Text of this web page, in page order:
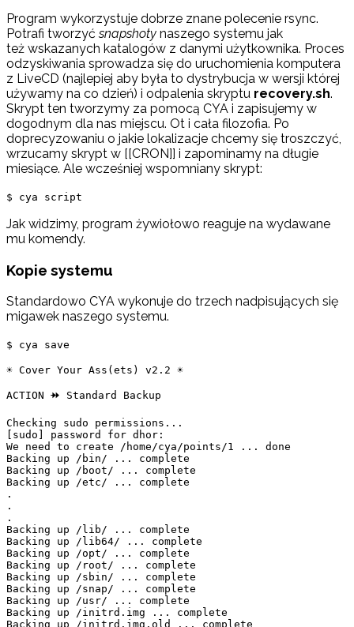
Program wykorzystuje dobrze znane polecenie rsync.
Potrafi tworzyćsnapshoty naszego systemu jak
też wskazanych katalogów z danymi użytkownika. Proces
odzyskiwania sprowadza się do uruchomienia komputera
z LiveCD (najlepiej aby była to dystrybucja w wersji której
używamy na co dzień) i odpalenia skryptu recovery.sh.
Skrypt ten tworzymy za pomocą CYA i zapisujemy w
dogodnym dla nas miejscu. Ot i cała filozofia. Po
doprecyzowaniu o jakie lokalizacje chcemy się troszczyć,
wrzucamy skrypt w [[CRON]] i zapominamy na długie
miesiące. Ale wcześniej wspomniany skrypt:
$ cya script
Jak widzimy, program żywiołowo reaguje na wydawane
mu komendy.
Kopie systemu
Standardowo CYA wykonuje do trzech nadpisujących się
migawek naszego systemu.
$ cya save
☀ Cover Your Ass(ets) v2.2 ☀
ACTION ⯮ Standard Backup
Checking sudo permissions...
[sudo] password for dhor:
We need to create /home/cya/points/1 ... done
Backing up /bin/ ... complete
Backing up /boot/ ... complete
Backing up /etc/ ... complete
.
.
.
Backing up /lib/ ... complete
Backing up /lib64/ ... complete
Backing up /opt/ ... complete
Backing up /root/ ... complete
Backing up /sbin/ ... complete
Backing up /snap/ ... complete
Backing up /usr/ ... complete
Backing up /initrd.img ... complete
Backing up /initrd.img.old ... complete